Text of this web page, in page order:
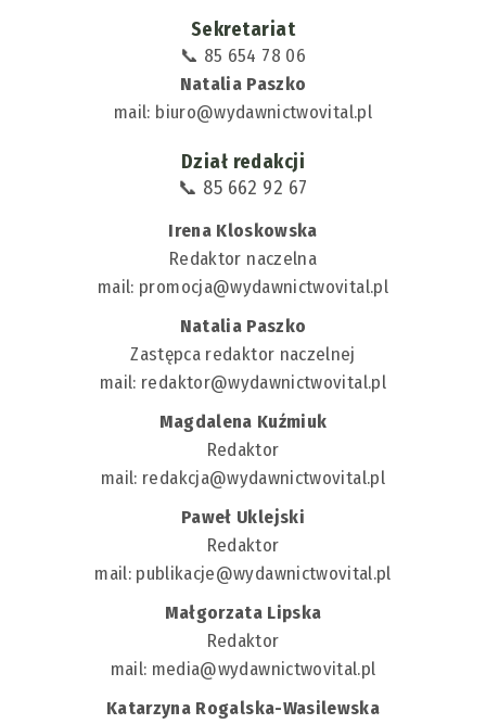
Sekretariat
📞 85 654 78 06
Natalia Paszko
mail: biuro@wydawnictwovital.pl
Dział redakcji
📞 85 662 92 67
Irena Kloskowska
Redaktor naczelna
mail: promocja@wydawnictwovital.pl
Natalia Paszko
Zastępca redaktor naczelnej
mail: redaktor@wydawnictwovital.pl
Magdalena Kuźmiuk
Redaktor
mail: redakcja@wydawnictwovital.pl
Paweł Uklejski
Redaktor
mail: publikacje@wydawnictwovital.pl
Małgorzata Lipska
Redaktor
mail: media@wydawnictwovital.pl
Katarzyna Rogalska-Wasilewska